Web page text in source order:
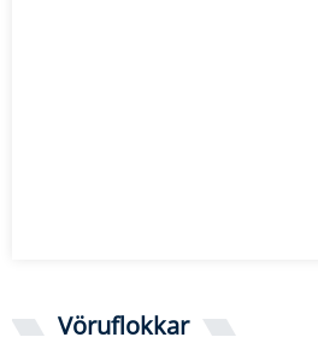
Vöruflokkar